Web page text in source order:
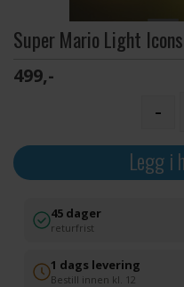
Super Mario Light
499,-
-
Legg i
45 dager
returfrist
1 dags levering
Bestill innen kl. 12